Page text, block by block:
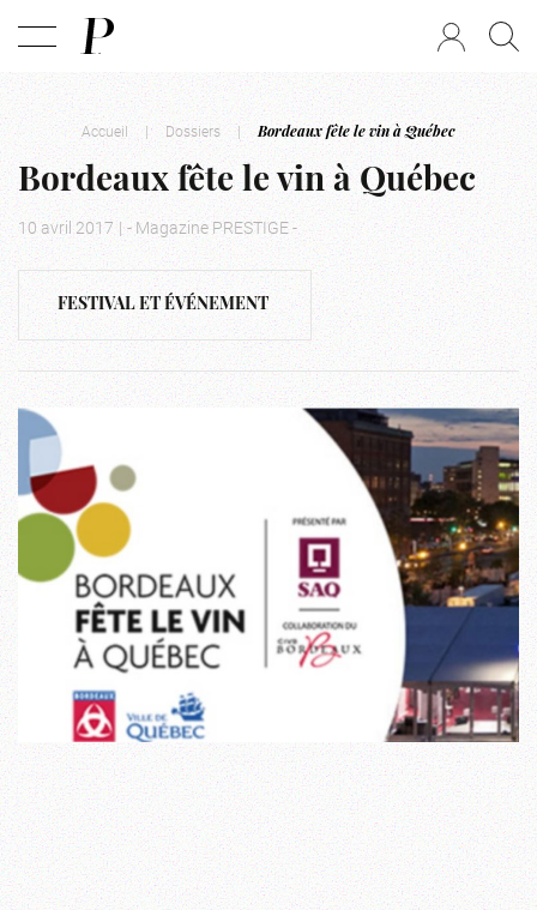
Accueil | Dossiers | Bordeaux fête le vin à Québec
Bordeaux fête le vin à Québec
10 avril 2017 | - Magazine PRESTIGE -
FESTIVAL ET ÉVÉNEMENT